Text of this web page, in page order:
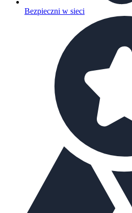
Bezpieczni w sieci